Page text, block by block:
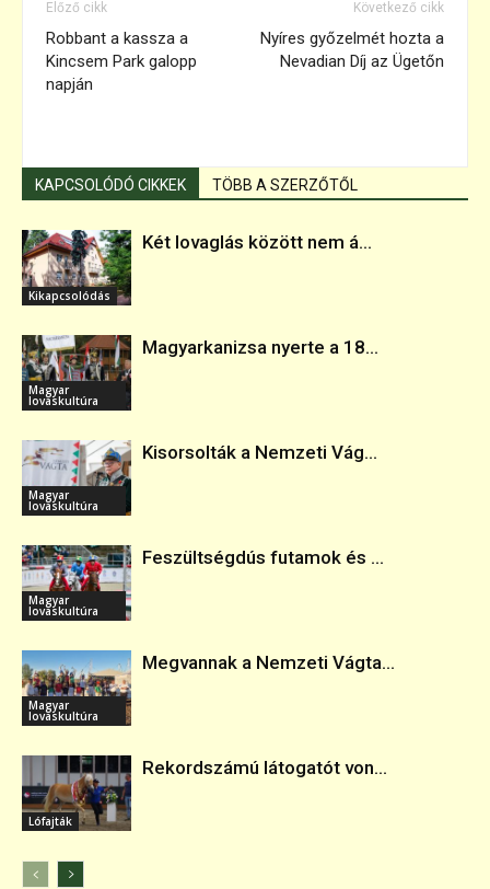
Előző cikk
Robbant a kassza a
Kincsem Park galopp
napján
Következő cikk
Nyíres győzelmét hozta a
Nevadian Díj az Ügetőn
KAPCSOLÓDÓ CIKKEK TÖBB A SZERZŐTŐL
Kikapcsolódás
Két lovaglás között nem á...
Magyar
lovaskultúra
Magyarkanizsa nyerte a 18...
Magyar
lovaskultúra
Kisorsolták a Nemzeti Vág...
Magyar
lovaskultúra
Feszültségdús futamok és ...
Magyar
lovaskultúra
Megvannak a Nemzeti Vágta...
Lófajták
Rekordszámú látogatót von...